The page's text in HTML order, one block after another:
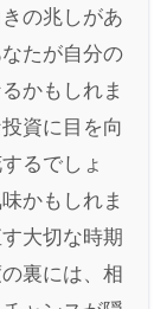
の兆しがあ
たが自分の
かもしれま
資に目を向
るでしょ
かもしれま
大切な時期
裏には、相